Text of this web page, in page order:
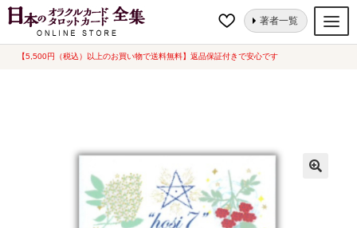
【5,500円（税込）以上のお買い物で送料無料】返品保証付きで安心です
ナ
コ
著者一覧
オラクルカード
ホーム オラクルカード 動物・自然
hosi7ツリーオラクルカード (中
古–良い）